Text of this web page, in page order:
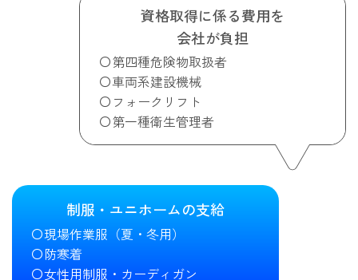
制服・ユニホームの支給
現場作業服（夏・冬用）
防寒着
女性用制服・カーディガン
資格取得に係る費用を
会社が負担
第四種危険物取扱者
車両系建設機械
フォークリフト
第一種衛生管理者